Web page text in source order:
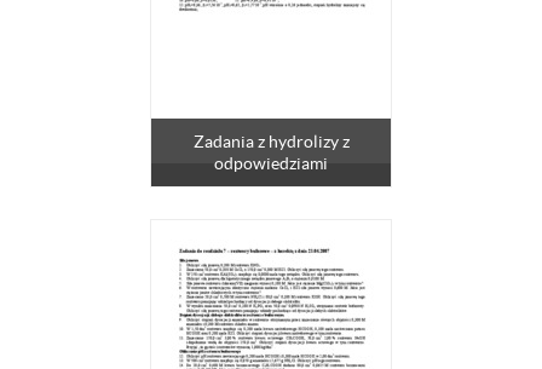
Zadania z hydrolizy z
odpowiedziami